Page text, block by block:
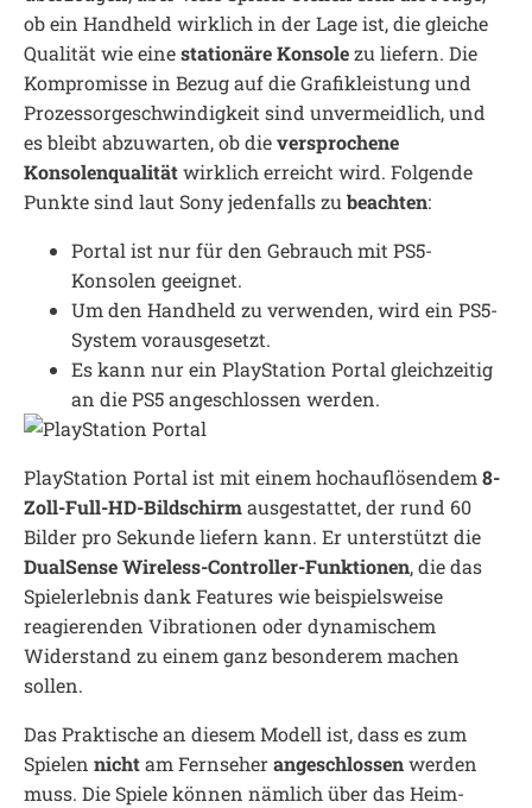
ob ein Handheld wirklich in der Lage ist, die gleiche
Qualität wie einestationäre Konsolezu liefern. Die
Kompromisse in Bezug auf die Grafikleistung und
Prozessorgeschwindigkeit sind unvermeidlich, und
es bleibt abzuwarten, ob dieversprochene
Konsolenqualitätwirklich erreicht wird. Folgende
Punkte sind laut Sony jedenfalls zubeachten:
Portal ist nur für den Gebrauch mit PS5-
Konsolen geeignet.
Um den Handheld zu verwenden, wird ein PS5-
System vorausgesetzt.
Es kann nur ein PlayStation Portal gleichzeitig
an die PS5 angeschlossen werden.
PlayStation Portal ist mit einem hochauflösendem 8-
Zoll-Full-HD-Bildschirmausgestattet, der rund 60
Bilder pro Sekunde liefern kann. Er unterstützt die
DualSense Wireless-Controller-Funktionen, die das
Spielerlebnis dank Features wie beispielsweise
reagierenden Vibrationen oder dynamischem
Widerstand zu einem ganz besonderem machen
sollen.
Das Praktische an diesem Modell ist, dass es zum
Spielen nichtam Fernseherangeschlossenwerden
muss. Die Spiele können nämlich über das Heim-